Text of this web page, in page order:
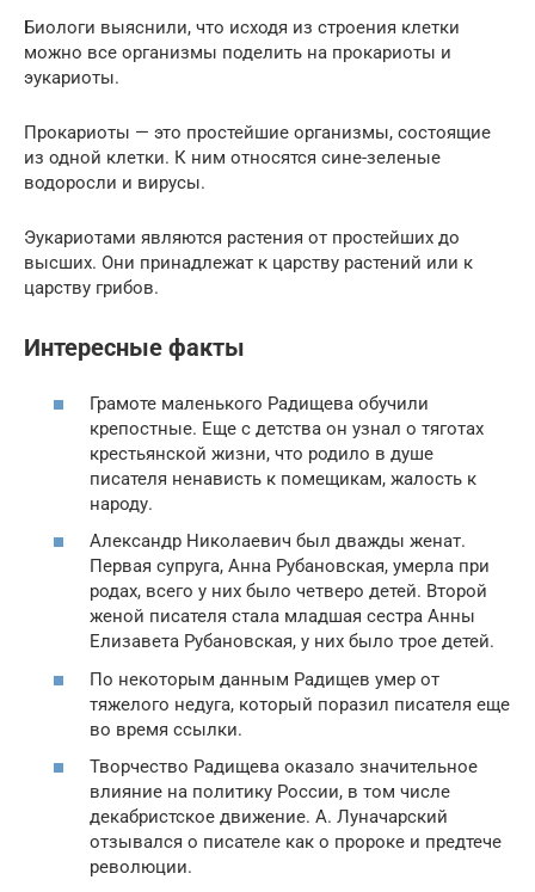
Биологи выяснили, что исходя из строения клетки
можно все организмы поделить на прокариоты и
эукариоты.
Прокариоты — это простейшие организмы, состоящие
из одной клетки. К ним относятся сине-зеленые
водоросли и вирусы.
Эукариотами являются растения от простейших до
высших. Они принадлежат к царству растений или к
царству грибов.
Интересные факты
Грамоте маленького Радищева обучили
крепостные. Еще с детства он узнал о тяготах
крестьянской жизни, что родило в душе
писателя ненависть к помещикам, жалость к
народу.
Александр Николаевич был дважды женат.
Первая супруга, Анна Рубановская, умерла при
родах, всего у них было четверо детей. Второй
женой писателя стала младшая сестра Анны
Елизавета Рубановская, у них было трое детей.
По некоторым данным Радищев умер от
тяжелого недуга, который поразил писателя еще
во время ссылки.
Творчество Радищева оказало значительное
влияние на политику России, в том числе
декабристское движение. А. Луначарский
отзывался о писателе как о пророке и предтече
революции.